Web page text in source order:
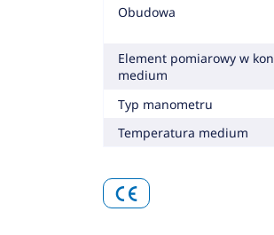
Obudowa
Element pomiarowy w
medium
Typ manometru
Temperatura medium